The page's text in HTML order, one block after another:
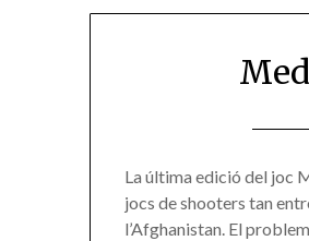
La última edició del joc
jocs de shooters tan
l’Afghanistan. El